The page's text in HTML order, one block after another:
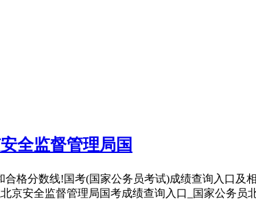
全监督管理局国
格分数线!国考(国家公务员考试)成绩查询入口及
京安全监督管理局国考成绩查询入口_国家公务员